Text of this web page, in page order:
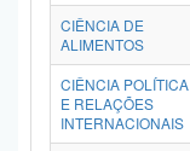
CIÊNCIA DE
ALIMENTOS
CIÊNCIA POLÍTICA
E RELAÇÕES
INTERNACIONAIS